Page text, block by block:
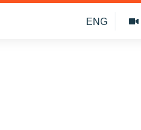
ENG